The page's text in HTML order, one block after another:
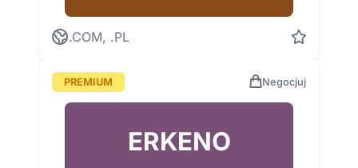
.COM, .PL
PREMIUM Negocjuj
ERKENO